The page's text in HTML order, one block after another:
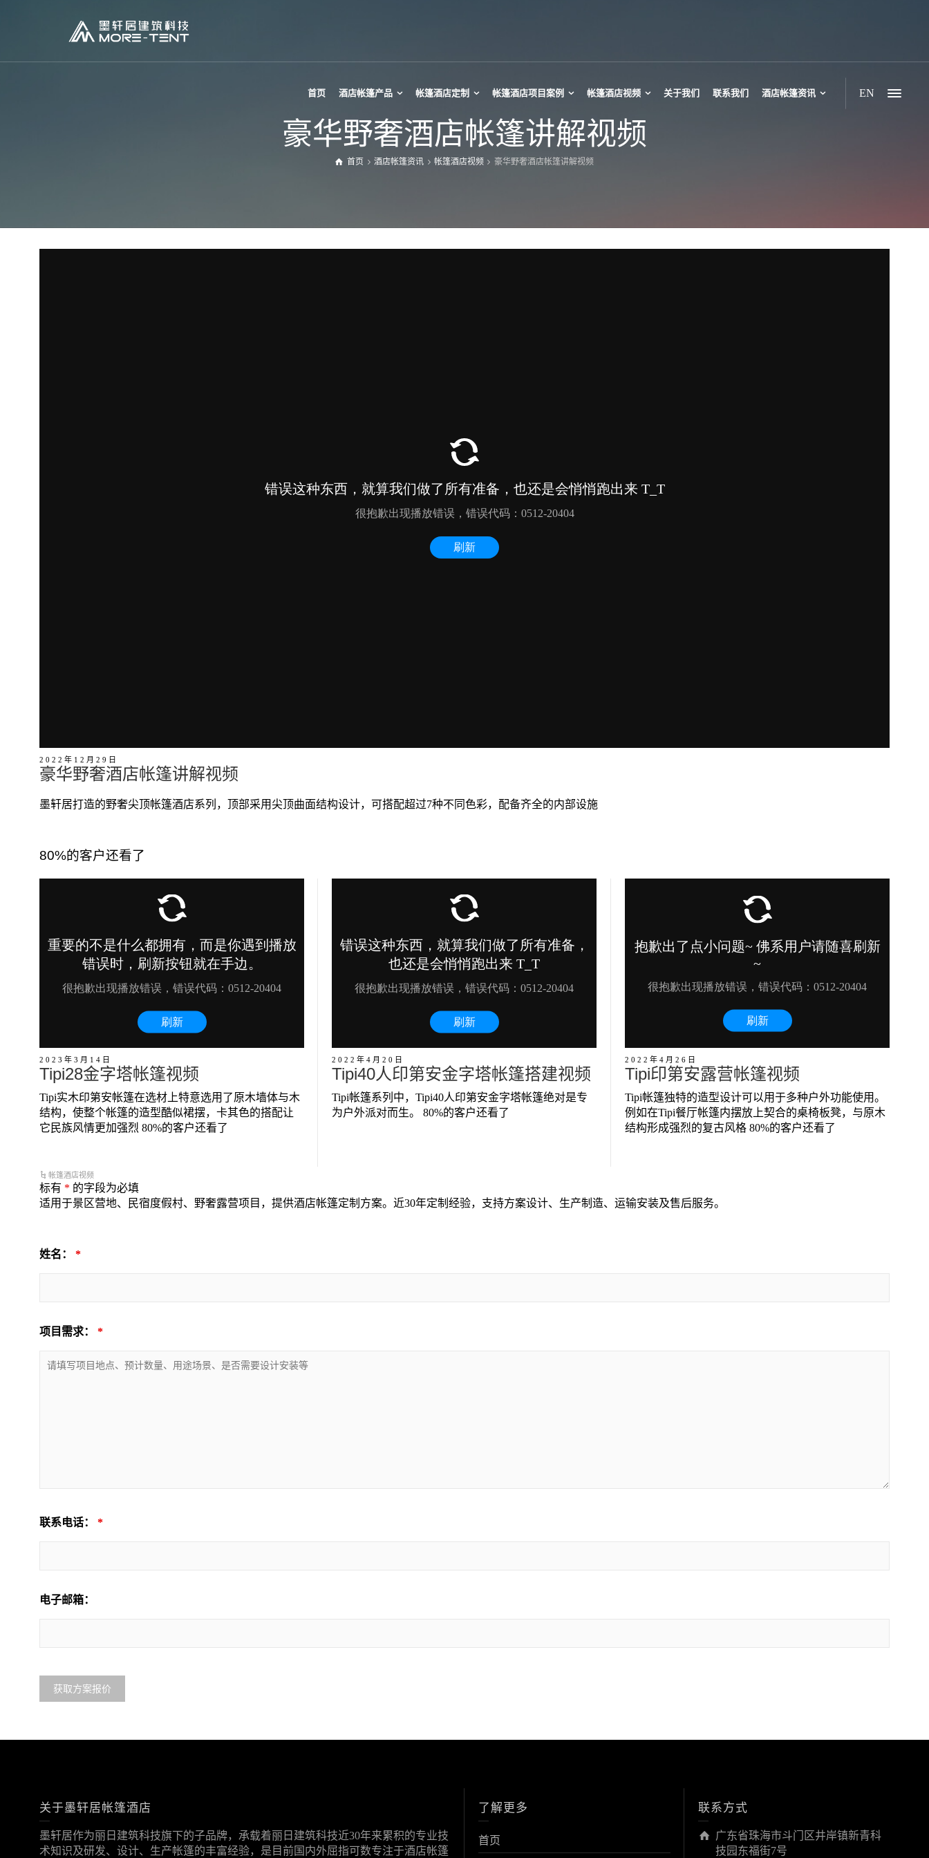
首页 酒店帐篷产品
帕诺拉玛帐篷 迷你Tipi帐篷
帐篷酒店定制 帐篷酒店项目案例 帐篷酒店视频 关于我们 联系我们 酒店帐篷资讯 EN
豪华野奢酒店帐篷讲解视频
首页 酒店帐篷资讯 帐篷酒店视频 豪华野奢酒店帐篷讲解视频
2022年12月29日
豪华野奢酒店帐篷讲解视频
墨轩居打造的野奢尖顶帐篷酒店系列，顶部采用尖顶曲面结构设计，可搭配超过7种不同色彩，配备齐全的内部设施
80%的客户还看了
2023年3月14日
Tipi28金字塔帐篷视频
Tipi实木印第安帐篷在选材上特意选用了原木墙体与木
结构，使整个帐篷的造型酷似裙摆，卡其色的搭配让
它民族风情更加强烈 80%的客户还看了
2022年4月20日
Tipi40人印第安金字塔帐篷搭建视频
Tipi帐篷系列中，Tipi40人印第安金字塔帐篷绝对是专
为户外派对而生。 80%的客户还看了
2022年4月26日
Tipi印第安露营帐篷视频
Tipi帐篷独特的造型设计可以用于多种户外功能使用。
例如在Tipi餐厅帐篷内摆放上契合的桌椅板凳，与原木
结构形成强烈的复古风格 80%的客户还看了
帐篷酒店视频
标有 * 的字段为必填
适用于景区营地、民宿度假村、野奢露营项目，提供酒店帐篷定制方案。近30年定制经验，支持方案设计、生产制造、运输安装及售后服务。
姓名： *
项目需求： *
联系电话： *
电子邮箱：
关于墨轩居帐篷酒店
墨轩居作为丽日建筑科技旗下的子品牌，承载着丽日建筑科技近30年来累积的专业技
术知识及研发、设计、生产帐篷的丰富经验，是目前国内外屈指可数专注于酒店帐篷
了解更多
首页
联系方式
广东省珠海市斗门区井岸镇新青科
技园东福街7号